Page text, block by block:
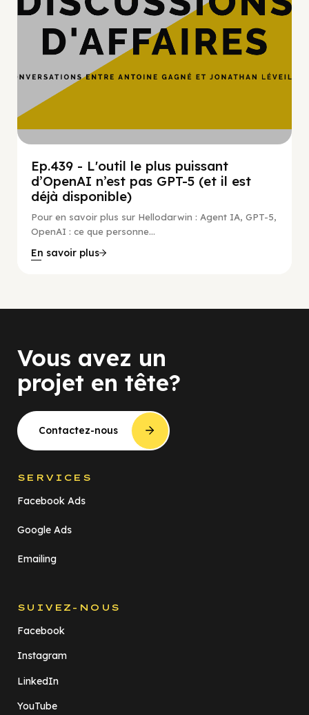
Ep.439 - L'outil le plus puissant
d’OpenAI n’est pas GPT-5 (et il est
déjà disponible)
Pour en savoir plus sur Hellodarwin : Agent IA, GPT-5,
OpenAI : ce que personne...
En savoir plus
Vous avez un
projet en tête?
Contactez-nous
SERVICES
Facebook Ads
Google Ads
Emailing
SUIVEZ-NOUS
Facebook
Instagram
LinkedIn
YouTube